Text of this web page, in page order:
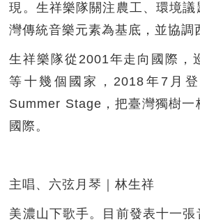
現。生祥樂隊關注農工、環境
灣傳統音樂元素為基底，並協調
生祥樂隊從2001年走向國際，
等十幾個國家，2018年7月
Summer Stage，把臺灣獨樹一
國際。
主唱、六弦月琴｜林生祥
美濃山下歌手。目前發表十一